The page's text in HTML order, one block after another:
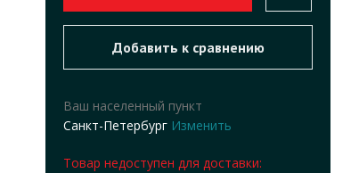
Ваш населенный пункт
Санкт-Петербург Изменить
Товар недоступен для доставки: